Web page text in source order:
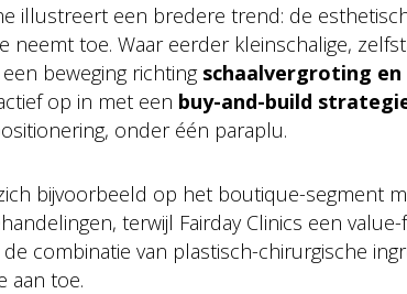
illustreert een bredere trend: de
neemt toe. Waar eerder kleinschalige,
beweging richting schaalvergroting
op in met een buy-and-build
onder één paraplu.
bijvoorbeeld op het boutique-segment
terwijl Fairday Clinics een
combinatie van plastisch-chirurgische
aan toe.